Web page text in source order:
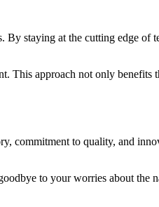
staying at the cutting edge
approach not only benefits
to quality, and
to your worries about